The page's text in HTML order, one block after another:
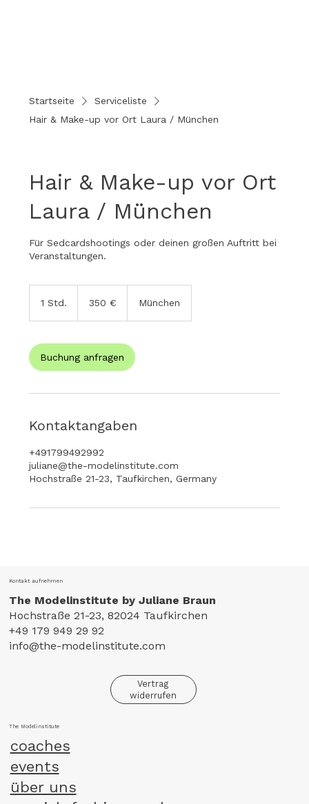
Startseite
Serviceliste
Hair & Make-up vor Ort Laura / München
Hair & Make-up vor Ort
Laura / München
Für Sedcardshootings oder deinen großen Auftritt bei
Veranstaltungen.
1 Std.
d
350 € München
Buchung anfragen
Kontaktangaben
+491799492992
juliane@the-modelinstitute.com
Hochstraße 21-23, Taufkirchen, Germany
Kontakt aufnehmen
The Modelinstitute by Juliane Braun
Hochstraße 21-23, 82024 Taufkirchen
+49 179 949 29 92
info@the-modelinstitute.com
Vertrag
widerrufen
The Modelinstitute
coaches
events
über uns